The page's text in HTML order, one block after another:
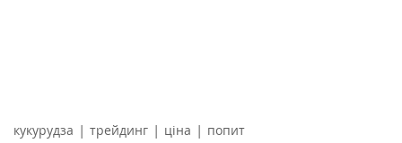
кукурудза | трейдинг | ціна | попит